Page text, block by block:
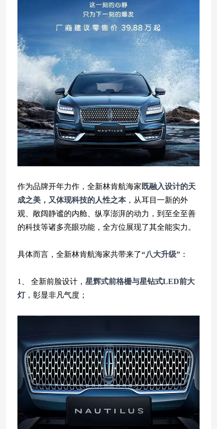
作为品牌开年力作，全新林肯航海家 既融入设计的天
成之美，又体现科技的人性之本，从耳目一新的外
观、敞阔静谧的内舱、纵享澎湃的动力，到至全至善
的科技等诸多亮眼功能，全方位展现了其全能实力。
具体而言，全新林肯航海家共带来了“八大升级” ：
1、 全新前脸设计， 星辉式前格栅与星钻式LED前大
灯，彰显非凡气度；